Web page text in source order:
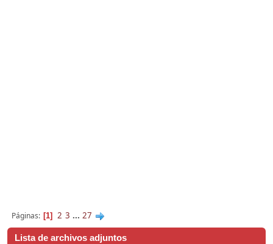
Páginas 1 2 3 ... 27
Lista de archivos adjuntos